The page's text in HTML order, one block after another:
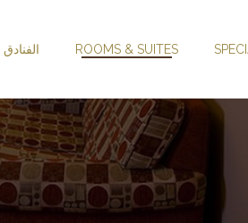
الفنادق ROOMS & SUITES